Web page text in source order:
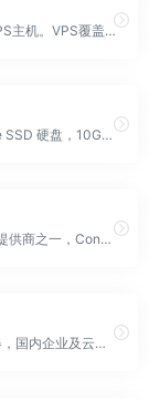
最低3美金月付 YxVM 为你提供高性价比的VPS主机。VPS覆盖香港, 台湾，新加坡，日本，美国，韩国等地区，带宽大，流量计算灵活。我们的服务器配备了 RAID 10 NVMe SSD 存储，确保高速性能、冗余和可靠性
高性能 AMD Ryzen 9 7950X 处理器，NVMe SSD 硬盘，10Gbps 端口，超高性价比 VPS 主机
日本vps本土商家，日本行业领先的托管服务提供商之一，Conoha 专注于 VPS 服务器，因此，客户在这里找不到共享托管包或专用服务器。 他们的产品价格合理，客户可以使用多种付款方式付款。 坏消息是他们不提供退款保证
融亿云(r1yun.cn)专业提供-香港VPS云服务器，国内企业及云服务器租用,SSL证书,域名注册,CDN加速,云储存,企业建站等互联网解决方案,弹性灵活,轻松助力企业及个人云端创业部署